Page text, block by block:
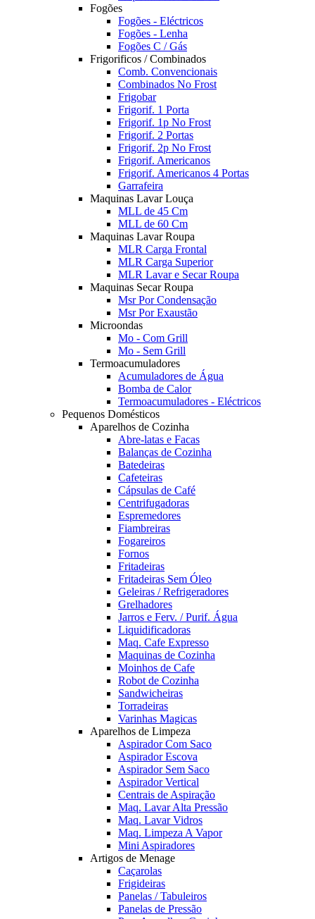
Fogões
Fogões - Eléctricos
Fogões - Lenha
Fogões C / Gás
Frigorificos / Combinados
Comb. Convencionais
Combinados No Frost
Frigobar
Frigorif. 1 Porta
Frigorif. 1p No Frost
Frigorif. 2 Portas
Frigorif. 2p No Frost
Frigorif. Americanos
Frigorif. Americanos 4 Portas
Garrafeira
Maquinas Lavar Louça
MLL de 45 Cm
MLL de 60 Cm
Maquinas Lavar Roupa
MLR Carga Frontal
MLR Carga Superior
MLR Lavar e Secar Roupa
Maquinas Secar Roupa
Msr Por Condensação
Msr Por Exaustão
Microondas
Mo - Com Grill
Mo - Sem Grill
Termoacumuladores
Acumuladores de Água
Bomba de Calor
Termoacumuladores - Eléctricos
Pequenos Domésticos
Aparelhos de Cozinha
Abre-latas e Facas
Balanças de Cozinha
Batedeiras
Cafeteiras
Cápsulas de Café
Centrifugadoras
Espremedores
Fiambreiras
Fogareiros
Fornos
Fritadeiras
Fritadeiras Sem Óleo
Geleiras / Refrigeradores
Grelhadores
Jarros e Ferv. / Purif. Água
Liquidificadoras
Maq. Cafe Expresso
Maquinas de Cozinha
Moinhos de Cafe
Robot de Cozinha
Sandwicheiras
Torradeiras
Varinhas Magicas
Aparelhos de Limpeza
Aspirador Com Saco
Aspirador Escova
Aspirador Sem Saco
Aspirador Vertical
Centrais de Aspiração
Maq. Lavar Alta Pressão
Maq. Lavar Vidros
Maq. Limpeza A Vapor
Mini Aspiradores
Artigos de Menage
Caçarolas
Frigideiras
Panelas / Tabuleiros
Panelas de Pressão